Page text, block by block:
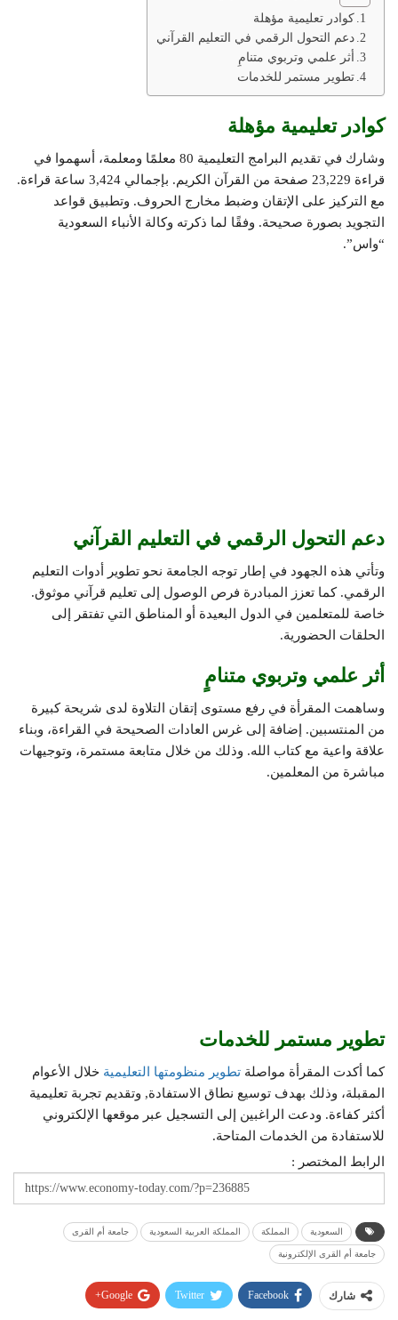
كوادر تعليمية مؤهلة
دعم التحول الرقمي في التعليم القرآني
أثر علمي وتربوي متنامٍ
تطوير مستمر للخدمات
كوادر تعليمية مؤهلة
وشارك في تقديم البرامج التعليمية 80 معلمًا ومعلمة، أسهموا في
قراءة 23,229 صفحة من القرآن الكريم. بإجمالي 3,424 ساعة قراءة.
مع التركيز على الإتقان وضبط مخارج الحروف. وتطبيق قواعد
التجويد بصورة صحيحة. وفقًا لما ذكرته وكالة الأنباء السعودية
“واس”.
دعم التحول الرقمي في التعليم القرآني
وتأتي هذه الجهود في إطار توجه الجامعة نحو تطوير أدوات التعليم
الرقمي. كما تعزز المبادرة فرص الوصول إلى تعليم قرآني موثوق.
خاصة للمتعلمين في الدول البعيدة أو المناطق التي تفتقر إلى
الحلقات الحضورية.
أثر علمي وتربوي متنامٍ
وساهمت المقرأة في رفع مستوى إتقان التلاوة لدى شريحة كبيرة
من المنتسبين. إضافة إلى غرس العادات الصحيحة في القراءة، وبناء
علاقة واعية مع كتاب الله. وذلك من خلال متابعة مستمرة، وتوجيهات
مباشرة من المعلمين.
تطوير مستمر للخدمات
كما أكدت المقرأة مواصلة تطوير منظومتها التعليمية خلال الأعوام
المقبلة، وذلك بهدف توسيع نطاق الاستفادة, وتقديم تجربة تعليمية
أكثر كفاءة. ودعت الراغبين إلى التسجيل عبر موقعها الإلكتروني
للاستفادة من الخدمات المتاحة.
الرابط المختصر :
السعودية المملكة المملكة العربية السعودية جامعة أم القرى
جامعة أم القرى الإلكترونية
شارك Facebook
Twitter
Google+